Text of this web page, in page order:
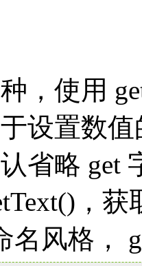
，使用
设置数
省略 get
，
名风格，